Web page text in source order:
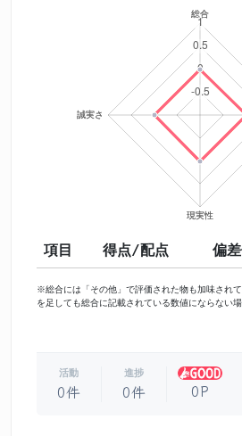
項目 得点/配点 偏
※総合には「その他」で評価された物も加味され
を足しても総合に記載されている数値にならない場
活動
0件
進捗
0件 0P